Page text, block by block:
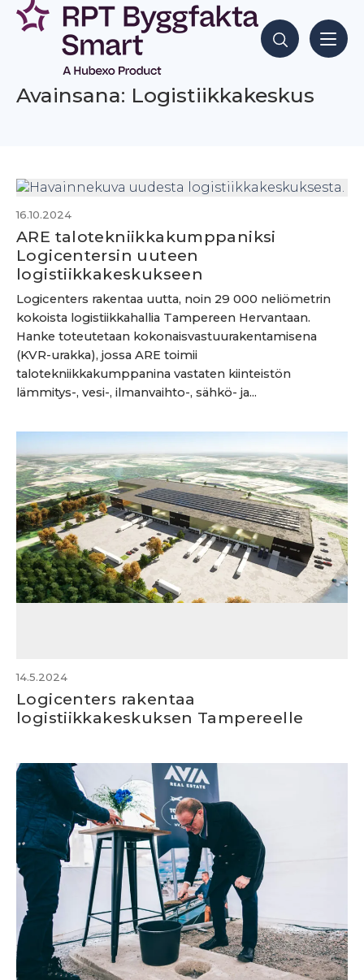
Siirry
sisältöön
Hae sisältöjä
Avainsana: Logistiikkakeskus
16.10.2024
ARE talotekniikkakumppaniksi
Logicentersin uuteen
logistiikkakeskukseen
Logicenters rakentaa uutta, noin 29 000 neliömetrin
kokoista logistiikkahallia Tampereen Hervantaan.
Hanke toteutetaan kokonaisvastuurakentamisena
(KVR-urakka), jossa ARE toimii
talotekniikkakumppanina vastaten kiinteistön
lämmitys-, vesi-, ilmanvaihto-, sähkö- ja...
14.5.2024
Logicenters rakentaa
logistiikkakeskuksen Tampereelle